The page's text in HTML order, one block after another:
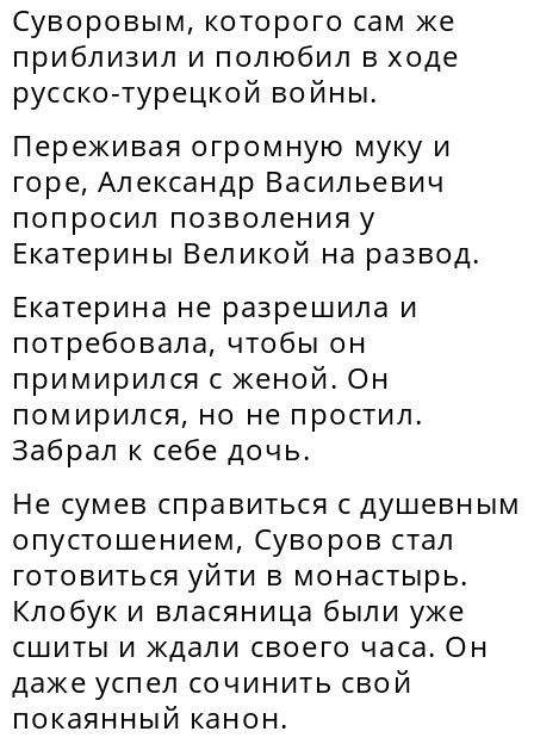
Суворовым, которого сам же
приблизил и полюбил в ходе
русско-турецкой войны.
Переживая огромную муку и
горе, Александр Васильевич
попросил позволения у
Екатерины Великой на развод.
Екатерина не разрешила и
потребовала, чтобы он
примирился с женой. Он
помирился, но не простил.
Забрал к себе дочь.
Не сумев справиться с душевным
опустошением, Суворов стал
готовиться уйти в монастырь.
Клобук и власяница были уже
сшиты и ждали своего часа. Он
даже успел сочинить свой
покаянный канон.